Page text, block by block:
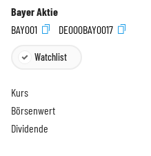
Bayer Aktie
BAY001
DE000BAY0017
Watchlist
Kurs
Börsenwert
Dividende